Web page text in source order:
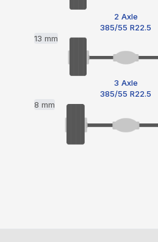
2 Axle
385/55 R22.5
13 mm
3 Axle
385/55 R22.5
8 mm